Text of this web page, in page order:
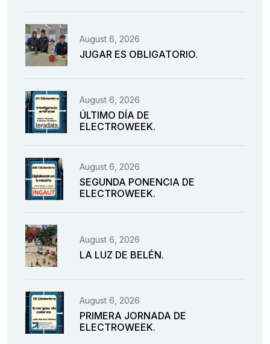
August 6, 2026
JUGAR ES OBLIGATORIO.
August 6, 2026
ÚLTIMO DÍA DE
ELECTROWEEK.
August 6, 2026
SEGUNDA PONENCIA DE
ELECTROWEEK.
August 6, 2026
LA LUZ DE BELÉN.
August 6, 2026
PRIMERA JORNADA DE
ELECTROWEEK.